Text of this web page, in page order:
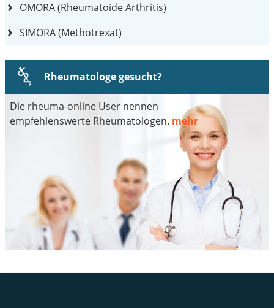
OMORA (Rheumatoide Arthritis)
SIMORA (Methotrexat)
Rheumatologe gesucht?
Die rheuma-online User nennen
empfehlenswerte Rheumatologen. mehr